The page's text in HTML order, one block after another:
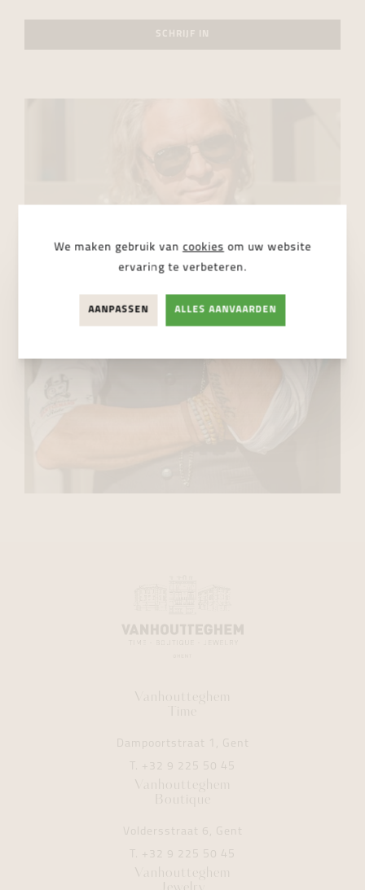
SCHRIJF IN
Vanhoutteghem
Time
Dampoortstraat 1, Gent
T. +32 9 225 50 45
Vanhoutteghem
Boutique
Voldersstraat 6, Gent
T. +32 9 225 50 45
Vanhoutteghem
We maken gebruik van cookies om uw website
ervaring te verbeteren.
AANPASSEN ALLES AANVAARDEN